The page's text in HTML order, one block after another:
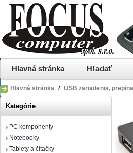
Hlavná stránka Hľadať
Hlavná stránka / USB zariadenia,
Kategórie
PC komponenty
Notebooky
Tablety a čítačky